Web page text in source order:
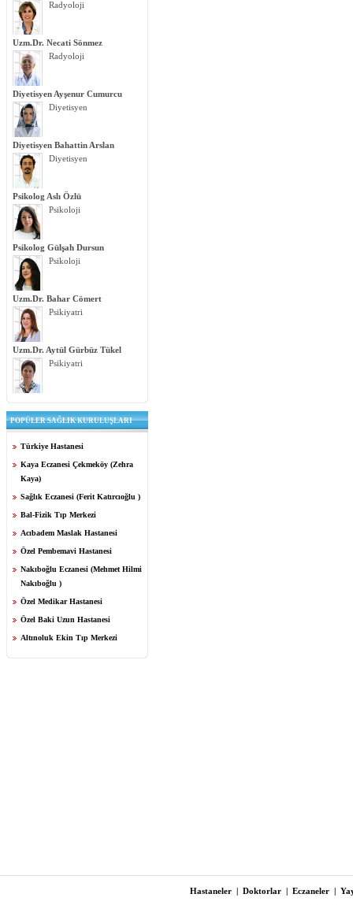
Radyoloji
Uzm.Dr. Necati Sönmez
Radyoloji
Diyetisyen Ayşenur Cumurcu
Diyetisyen
Diyetisyen Bahattin Arslan
Diyetisyen
Psikolog Aslı Özlü
Psikoloji
Psikolog Gülşah Dursun
Psikoloji
Uzm.Dr. Bahar Cömert
Psikiyatri
Uzm.Dr. Aytül Gürbüz Tükel
Psikiyatri
POPÜLER SAĞLIK KURULUŞLARI
Türkiye Hastanesi
Kaya Eczanesi Çekmeköy (Zehra
Kaya)
Sağlık Eczanesi (Ferit Katırcıoğlu )
Bal-Fizik Tıp Merkezi
Acıbadem Maslak Hastanesi
Özel Pembemavi Hastanesi
Nakıboğlu Eczanesi (Mehmet Hilmi
Nakıboğlu )
Özel Medikar Hastanesi
Özel Baki Uzun Hastanesi
Altınoluk Ekin Tıp Merkezi
Hastaneler | Doktorlar | Eczaneler |